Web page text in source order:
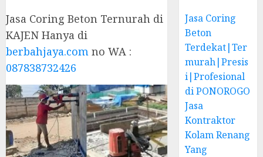
Jasa Coring Beton Ternurah di
KAJEN Hanya di
berbahjaya.com no WA :
087838732426
Jasa Coring
Beton
Terdekat|Ter
murah|Presis
i|Profesional
di PONOROGO
Jasa
Kontraktor
Kolam Renang
Yang